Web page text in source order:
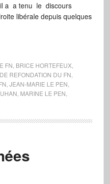
a a tenu le discours
libérale depuis quelques
FN BRICE HORTEFEUX,
REFONDATION DU FN
JEAN-MARIE LE PEN
MARINE LE PEN